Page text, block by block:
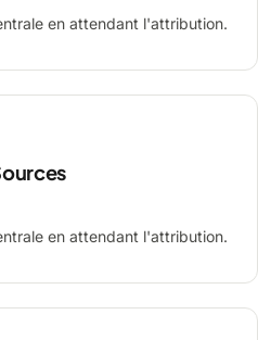
en attendant l'attribution.
en attendant l'attribution.